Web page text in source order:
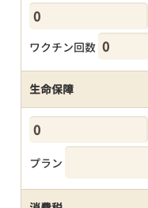
ワクチン回数
生命保障
プラン